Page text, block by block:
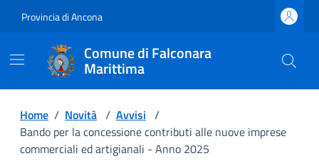
Provincia di Ancona
Comune di Falconara
Marittima
Home / Novità / Avvisi /
Bando per la concessione contributi alle nuove imprese
commerciali ed artigianali - Anno 2025